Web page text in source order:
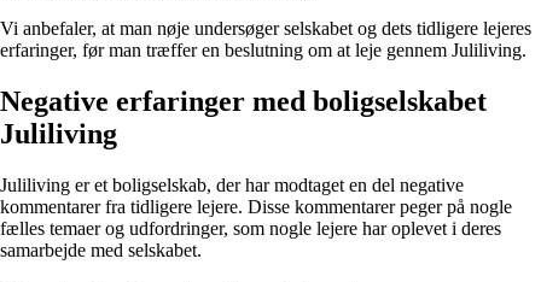
Vi anbefaler, at man nøje undersøger selskabet og dets tidligere lejeres
erfaringer, før man træffer en beslutning om at leje gennem Juliliving.
Negative erfaringer med boligselskabet
Juliliving
Juliliving er et boligselskab, der har modtaget en del negative
kommentarer fra tidligere lejere. Disse kommentarer peger på nogle
fælles temaer og udfordringer, som nogle lejere har oplevet i deres
samarbejde med selskabet.